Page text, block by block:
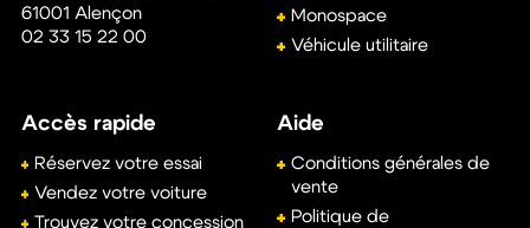
61001 Alençon
02 33 15 22 00
Monospace
Véhicule utilitaire
Accès rapide
Réservez votre essai
Vendez votre voiture
Trouvez votre concession
Aide
Conditions générales de
vente
Politique de